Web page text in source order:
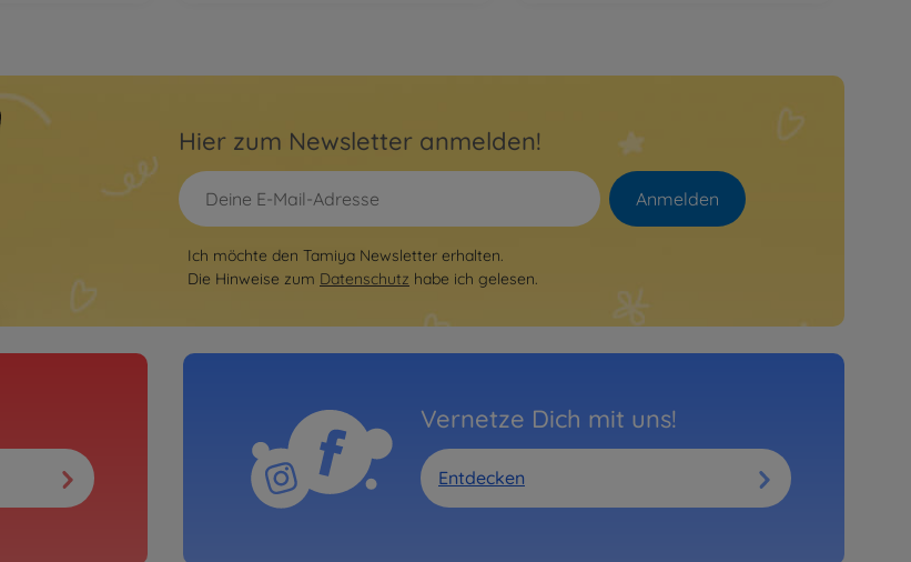
Hier zum Newsletter anmelden!
Anmelden
Ich möchte den Tamiya Newsletter erhalten.
Die Hinweise zum Datenschutz habe ich gelesen.
Vernetze Dich mit uns!
Entdecken